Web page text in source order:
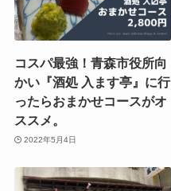
コスパ最強！青森市役所向
かい『酒処 入ます亭』に行
ったらおまかせコースがオ
ススメ。
2022年5月4日